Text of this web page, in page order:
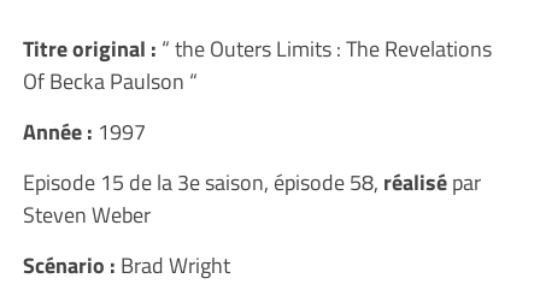
Titre original : “ the Outers Limits : The Revelations
Of Becka Paulson “
Année : 1997
Episode 15 de la 3e saison, épisode 58, réalisépar
Steven Weber
Scénario : Brad Wright